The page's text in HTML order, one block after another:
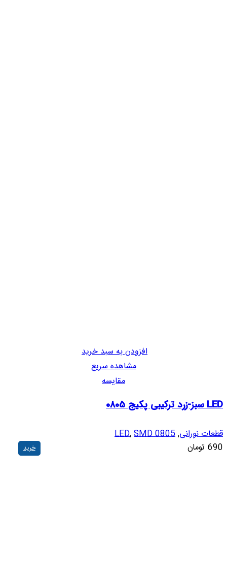
افزودن به سبد خرید
مشاهده سریع
مقایسه
LED سبز-زرد ترکیبی پکیج 0805
قطعات نورانی,
LED,SMD 0805
690 تومان خرید